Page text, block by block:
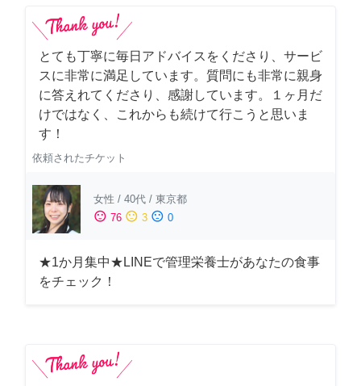
とても丁寧に毎日アドバイスをくださり、サービ
スに非常に満足しています。質問にも非常に親身
に答えれてくださり、感謝しています。１ヶ月だ
けではなく、これからも続けて行こうと思いま
す！
依頼されたチケット
女性 / 40代 / 東京都
sentiment_satisfied 76 sentiment_neutral 3 sentiment_dissatisfied 0
★1か月集中★LINEで管理栄養士があなたの食事
をチェック！